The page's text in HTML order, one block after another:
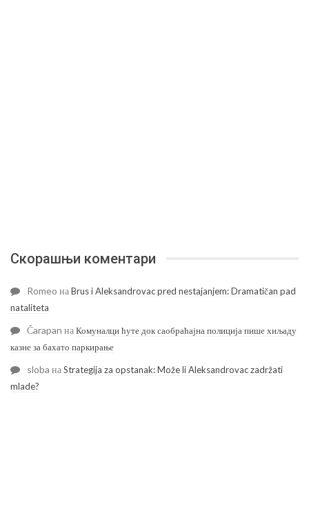
Скорашњи коментари
Romeo наBrus i Aleksandrovac pred nestajanjem: Dramatičan pad
nataliteta
Čarapan наКомуналци ћуте док саобраћајна полиција пише хиљаду
казне за бахато паркирање
sloba наStrategija za opstanak: Može li Aleksandrovac zadržati
mlade?